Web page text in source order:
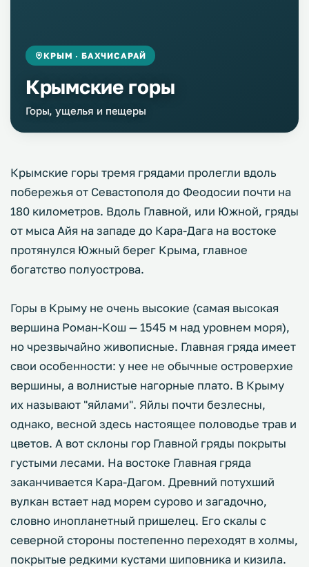
КРЫМ · БАХЧИСАРАЙ
Крымские горы
Горы, ущелья и пещеры
Крымские горы тремя грядами пролегли вдоль
побережья от Севастополя до Феодосии почти на
180 километров. Вдоль Главной, или Южной, гряды
от мыса Айя на западе до Кара-Дага на востоке
протянулся Южный берег Крыма, главное
богатство полуострова.
Горы в Крыму не очень высокие (самая высокая
вершина Роман-Кош — 1545 м над уровнем моря),
но чрезвычайно живописные. Главная гряда имеет
свои особенности: у нее не обычные островерхие
вершины, а волнистые нагорные плато. В Крыму
их называют "яйлами". Яйлы почти безлесны,
однако, весной здесь настоящее половодье трав и
цветов. А вот склоны гор Главной гряды покрыты
густыми лесами. На востоке Главная гряда
заканчивается Кара-Дагом. Древний потухший
вулкан встает над морем сурово и загадочно,
словно инопланетный пришелец. Его скалы с
северной стороны постепенно переходят в холмы,
покрытые редкими кустами шиповника и кизила.